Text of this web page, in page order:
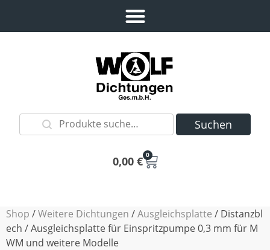
Suchen
0,00 € 0
Shop /Weitere Dichtungen /Ausgleichsplatte / Distanzbl
ech / Ausgleichsplatte für Einspritzpumpe 0,3 mm für M
WM und weitere Modelle